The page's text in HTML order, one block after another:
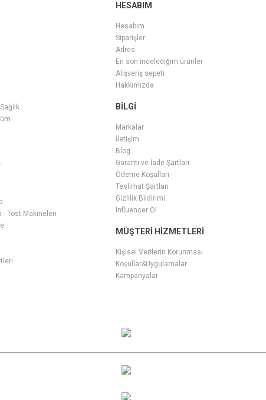
- Tost Makineleri
HESABIM
Hesabım
Siparişler
Adres
En son incelediğim ürünler
Alışveriş sepeti
Hakkımızda
BILGI
Markalar
İletişim
Blog
Garanti ve İade Şartları
Ödeme Koşulları
Teslimat Şartları
Gizlilik Bildirimi
Influencer Ol
MÜŞTERI HIZMETLERI
Kişisel Verilerin Korunması
Koşullar&Uygulamalar
Kampanyalar